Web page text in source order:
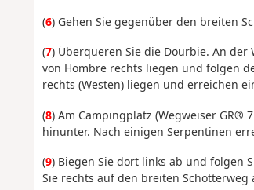
(6) Gehen Sie gegenüber den breiten
(7) Überqueren Sie die Dourbie. An der
von Hombre rechts liegen und folgen
rechts (Westen) liegen und erreichen
(8) Am Campingplatz (Wegweiser GR®
hinunter. Nach einigen Serpentinen
(9) Biegen Sie dort links ab und folgen
Sie rechts auf den breiten